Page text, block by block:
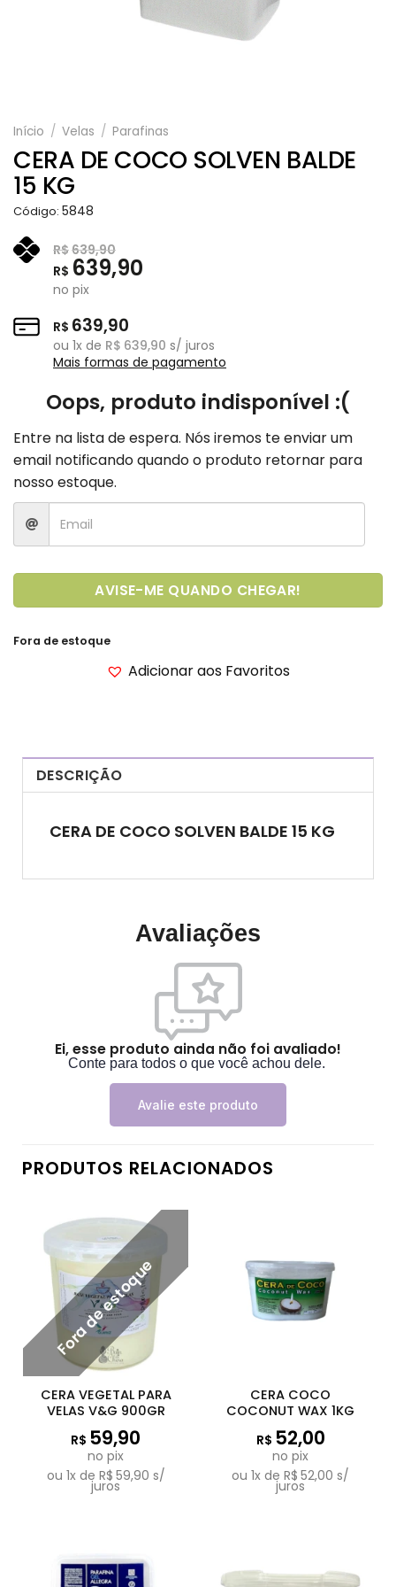
Início / Velas / Parafinas
CERA DE COCO SOLVEN BALDE
15 KG
Código: 5848
R$639,90
R$ 639,90
no pix
R$ 639,90
ou 1x de R$ 639,90 s/ juros
Mais formas de pagamento
Oops, produto indisponível :(
Entre na lista de espera. Nós iremos te enviar um
email notificando quando o produto retornar para
nosso estoque.
AVISE-ME QUANDO CHEGAR!
Fora de estoque
Adicionar aos Favoritos
DESCRIÇÃO
CERA DE COCO SOLVEN BALDE 15 KG
Avaliações
Ei, esse produto ainda não foi avaliado!
Conte para todos o que você achou dele.
Avalie este produto
PRODUTOS RELACIONADOS
Fora de estoque
CERA VEGETAL PARA
VELAS V&G 900GR
R$ 59,90
no pix
ou 1x de R$ 59,90 s/
juros
CERA COCO
COCONUT WAX 1KG
R$ 52,00
no pix
ou 1x de R$ 52,00 s/
juros